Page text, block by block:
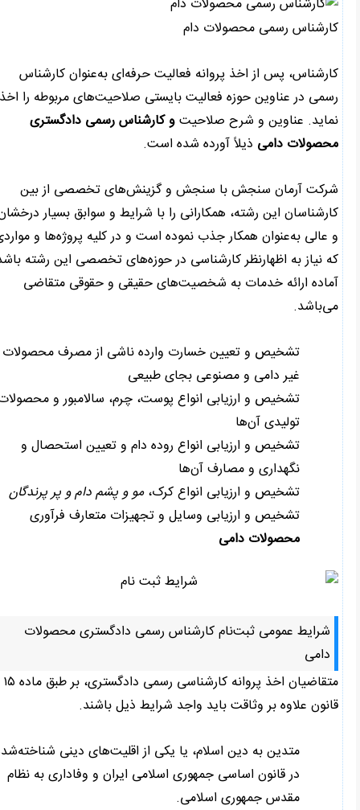
کارشناس رسمی محصولات دام
کارشناس، پس از اخذ پروانه فعالیت حرفه‌ای به‌عنوان کارشناس
رسمی در عناوین حوزه فعالیت بایستی صلاحیت‌های مربوطه را اخذ
نماید. عناوین و شرح صلاحیتو کارشناس رسمی دادگستری
محصولات دامیذیلاً آورده شده است.
شرکت آرمان سنجش با سنجش و گزینش‌های تخصصی از بین
کارشناسان این رشته، همکارانی را با شرایط و سوابق بسیار درخشان
و عالی به‌عنوان همکار جذب نموده است و در کلیه پروژه‌ها و مواردی
که نیاز به اظهارنظر کارشناسی در حوزه‌های تخصصی این رشته باشد،
آماده ارائه خدمات به شخصیت‌های حقیقی و حقوقی متقاضی
می‌باشد.
تشخیص و تعیین خسارت وارده ناشی از مصرف محصولات
غیر دامی و مصنوعی بجای طبیعی
تشخیص و ارزیابی انواع پوست،‌ چرم، سالامبور و محصولات
تولیدی آن‌ها
تشخیص و ارزیابی انواع روده دام و تعیین استحصال و
نگهداری و مصارف آن‌ها
تشخیص و ارزیابی انواع کرک،مو و پشم دام و پر پرندگان
تشخیص و ارزیابی وسایل و تجهیزات متعارف فرآوری
محصولات دامی
شرایط عمومی ثبت‌نام کارشناس رسمی دادگستری محصولات
دامی
متقاضیان اخذ پروانه کارشناسی رسمی دادگستری، بر طبق ماده ۱۵
قانون علاوه بر وثاقت باید واجد شرایط ذیل باشند.
متدین به دین اسلام، یا یکی از اقلیت‌های دینی شناخته‌شده
در قانون اساسی جمهوری اسلامی ایران و وفاداری به نظام
مقدس جمهوری اسلامی.